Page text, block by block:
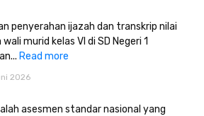
penyerahan ijazah dan transkrip nilai
wali murid kelas VI di SD Negeri 1
Read more
2026
asesmen standar nasional yang